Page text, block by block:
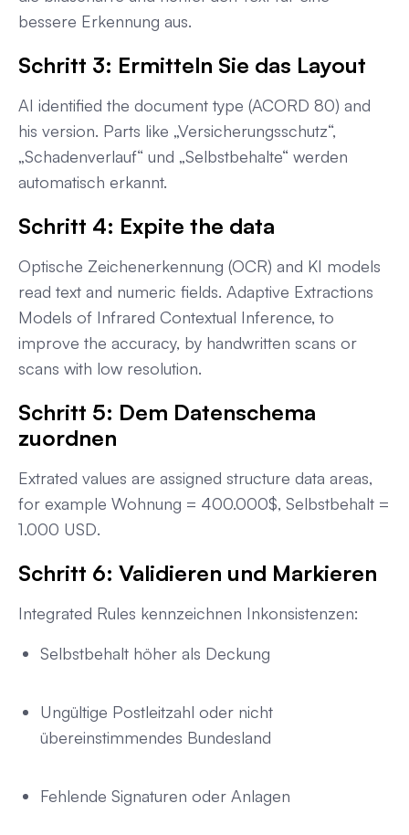
bessere Erkennung aus.
Schritt 3: Ermitteln Sie das Layout
AI identified the document type (ACORD 80) and
his version. Parts like „Versicherungsschutz“,
„Schadenverlauf“ und „Selbstbehalte“ werden
automatisch erkannt.
Schritt 4: Expite the data
Optische Zeichenerkennung (OCR) and KI models
read text and numeric fields. Adaptive Extractions
Models of Infrared Contextual Inference, to
improve the accuracy, by handwritten scans or
scans with low resolution.
Schritt 5: Dem Datenschema
zuordnen
Extrated values are assigned structure data areas,
for example Wohnung = 400.000$, Selbstbehalt =
1.000 USD.
Schritt 6: Validieren und Markieren
Integrated Rules kennzeichnen Inkonsistenzen:
Selbstbehalt höher als Deckung
Ungültige Postleitzahl oder nicht
übereinstimmendes Bundesland
Fehlende Signaturen oder Anlagen